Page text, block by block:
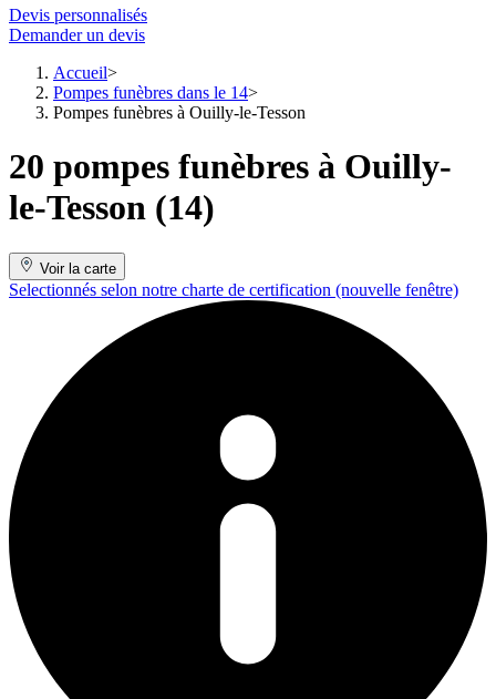
Devis personnalisés
Demander un devis
Accueil
Pompes funèbres dans le 14
Pompes funèbres à Ouilly-le-Tesson
20 pompes funèbres à Ouilly-
le-Tesson (14)
Voir la carte
Selectionnés selon notre charte de certification (nouvelle fenêtre)